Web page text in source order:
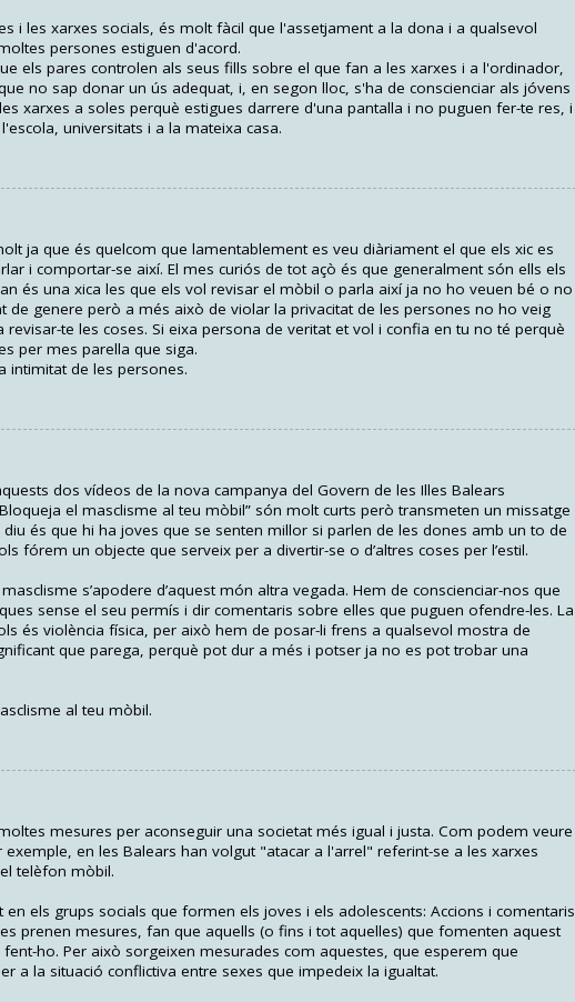
i les xarxes socials, és molt fàcil que l'assetjament a la dona i a qualsevol
persones estiguen d'acord.
els pares controlen als seus fills sobre el que fan a les xarxes i a l'ordinador,
no sap donar un ús adequat, i, en segon lloc, s'ha de conscienciar als jóvens
xarxes a soles perquè estigues darrere d'una pantalla i no puguen fer-te res, i
universitats i a la mateixa casa.
ja que és quelcom que lamentablement es veu diàriament el que els xic es
i comportar-se així. El mes curiós de tot açò és que generalment són ells els
és una xica les que els vol revisar el mòbil o parla així ja no ho veuen bé o no
de genere però a més això de violar la privacitat de les persones no ho veig
revisar-te les coses. Si eixa persona de veritat et vol i confia en tu no té perquè
per mes parella que siga.
intimitat de les persones.
dos vídeos de la nova campanya del Govern de les Illes Balears
el masclisme al teu mòbil” són molt curts però transmeten un missatge
és que hi ha joves que se senten millor si parlen de les dones amb un to de
fórem un objecte que serveix per a divertir-se o d’altres coses per l’estil.
s’apodere d’aquest món altra vegada. Hem de conscienciar-nos que
sense el seu permís i dir comentaris sobre elles que puguen ofendre-les. La
és violència física, per això hem de posar-li frens a qualsevol mostra de
que parega, perquè pot dur a més i potser ja no es pot trobar una
al teu mòbil.
mesures per aconseguir una societat més igual i justa. Com podem veure
en les Balears han volgut "atacar a l'arrel" referint-se a les xarxes
telèfon mòbil.
els grups socials que formen els joves i els adolescents: Accions i comentaris
prenen mesures, fan que aquells (o fins i tot aquelles) que fomenten aquest
ho. Per això sorgeixen mesurades com aquestes, que esperem que
a la situació conflictiva entre sexes que impedeix la igualtat.